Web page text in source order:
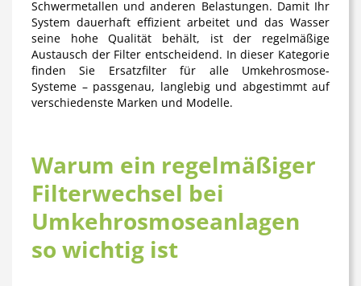
Schwermetallen und anderen Belastungen. Damit Ihr
System dauerhaft effizient arbeitet und das Wasser
seine hohe Qualität behält, ist der regelmäßige
Austausch der Filter entscheidend. In dieser Kategorie
finden Sie Ersatzfilter für alle Umkehrosmose-
Systeme – passgenau, langlebig und abgestimmt auf
verschiedenste Marken und Modelle.
Warum ein regelmäßiger
Filterwechsel bei
Umkehrosmoseanlagen
so wichtig ist